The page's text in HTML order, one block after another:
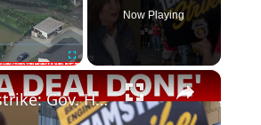
Fullscreen
Now Playing
×
LIRR strike: Gov. Hochul urges unions, MTA to get a deal done